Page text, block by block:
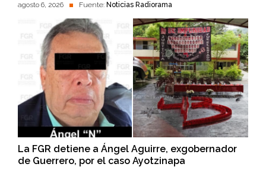
agosto 6, 2026 Fuente: Noticias Radiorama
La FGR detiene a Ángel Aguirre, exgobernador
de Guerrero, por el caso Ayotzinapa